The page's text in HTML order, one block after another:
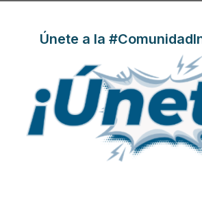
parque residencial
Únete a la